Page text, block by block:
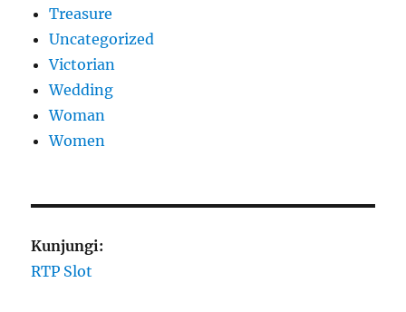
Treasure
Uncategorized
Victorian
Wedding
Woman
Women
Kunjungi:
RTP Slot